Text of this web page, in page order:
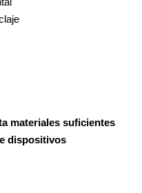
materiales suficientes
dispositivos